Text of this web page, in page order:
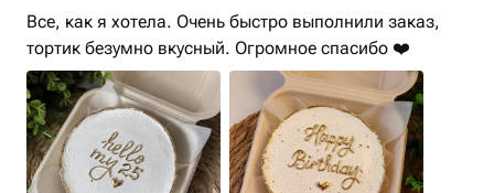
Все, как я хотела. Очень быстро выполнили заказ,
тортик безумно вкусный. Огромное спасибо ❤️